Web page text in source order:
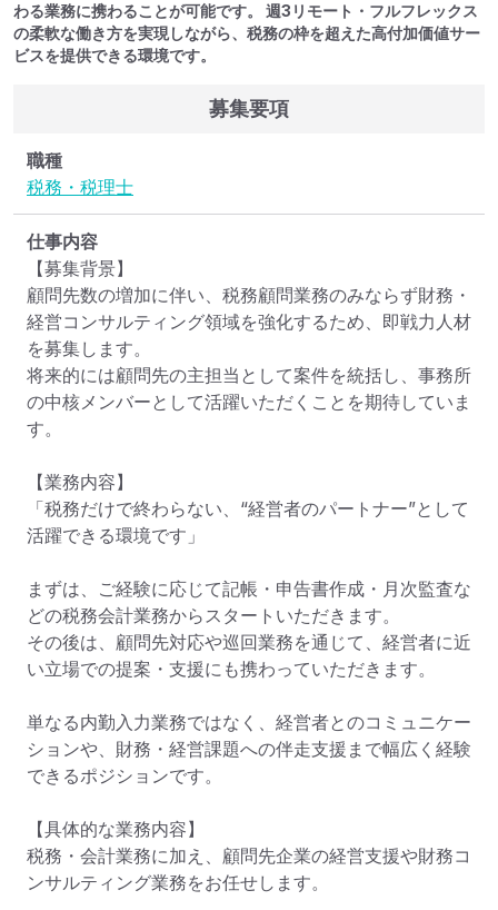
わる業務に携わることが可能です。 週3リモート・フルフレックス
の柔軟な働き方を実現しながら、税務の枠を超えた高付加価値サー
ビスを提供できる環境です。
募集要項
職種
税務・税理士
仕事内容
【募集背景】
顧問先数の増加に伴い、税務顧問業務のみならず財務・
経営コンサルティング領域を強化するため、即戦力人材
を募集します。
将来的には顧問先の主担当として案件を統括し、事務所
の中核メンバーとして活躍いただくことを期待していま
す。
【業務内容】
「税務だけで終わらない、“経営者のパートナー”として
活躍できる環境です」
まずは、ご経験に応じて記帳・申告書作成・月次監査な
どの税務会計業務からスタートいただきます。
その後は、顧問先対応や巡回業務を通じて、経営者に近
い立場での提案・支援にも携わっていただきます。
単なる内勤入力業務ではなく、経営者とのコミュニケー
ションや、財務・経営課題への伴走支援まで幅広く経験
できるポジションです。
【具体的な業務内容】
税務・会計業務に加え、顧問先企業の経営支援や財務コ
ンサルティング業務をお任せします。